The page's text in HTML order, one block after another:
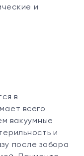
и
в
всего
вакуумные
и
после забора